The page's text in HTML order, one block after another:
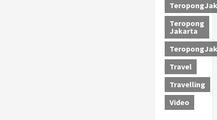
Teropong
Jakarta
Travel
Travelling
Video